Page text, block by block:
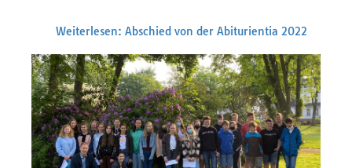
Weiterlesen: Abschied von der Abiturientia 2022